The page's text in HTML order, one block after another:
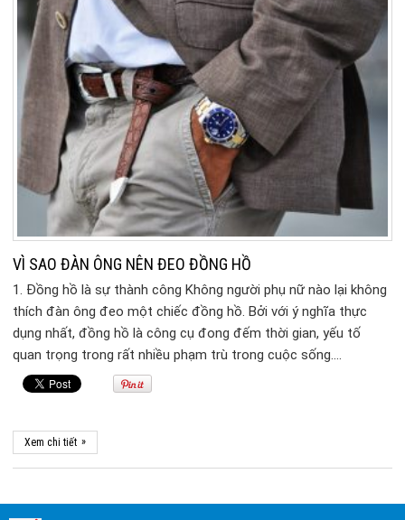
VÌ SAO ĐÀN ÔNG NÊN ĐEO ĐỒNG HỒ
1. Đồng hồ là sự thành công Không người phụ nữ nào lại không
thích đàn ông đeo một chiếc đồng hồ. Bởi với ý nghĩa thực
dụng nhất, đồng hồ là công cụ đong đếm thời gian, yếu tố
quan trọng trong rất nhiều phạm trù trong cuộc sống….
Xem chi tiết »